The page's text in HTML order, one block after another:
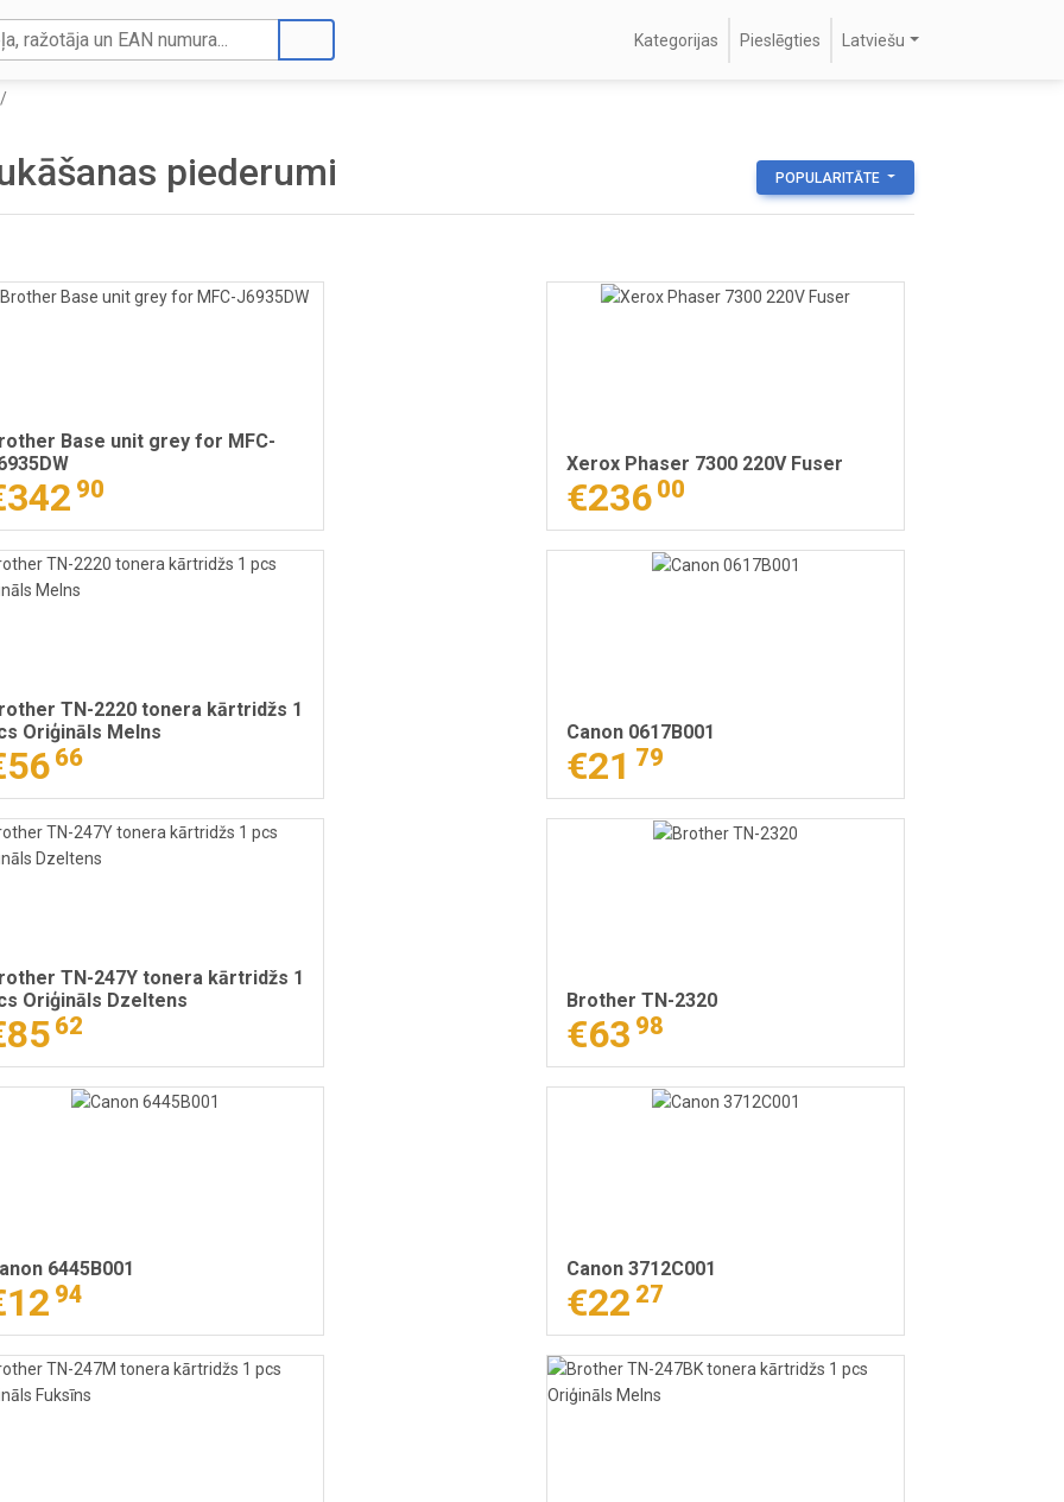
Kategorijas Pieslēgties Latviešu
piederumi POPULARITĀTE
Base unit grey for MFC-
90
Xerox Phaser 7300 220V Fuser
€236 00
TN-2220 tonera kārtridžs 1
Oriģināls Melns
66
Canon 0617B001
€21 79
TN-247Y tonera kārtridžs 1
Oriģināls Dzeltens
62
Brother TN-2320
€63 98
6445B001
94
Canon 3712C001
€22 27